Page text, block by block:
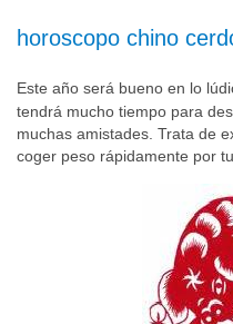
horoscopo chino
Este año será bueno en lo
tendrá mucho tiempo para
muchas amistades. Trata de
coger peso rápidamente por